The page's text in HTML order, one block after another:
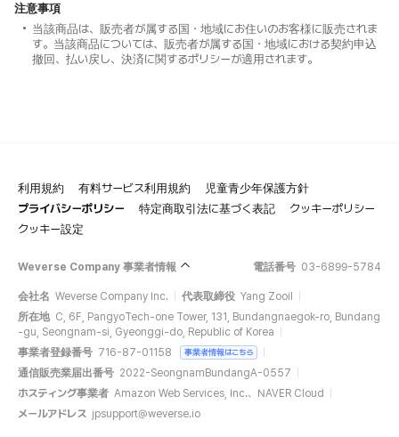
注意事項
当該商品は、販売者が属する国・地域にお住いのお客様に販売されま
す。当該商品については、販売者が属する国・地域における契約申込
撤回、払い戻し、決済に関するポリシーが適用されます。
利用規約 有料サービス利用規約
児童青少年保護方針
プライバシーポリシー
特定商取引法に基づく表記
クッキーポリシー
クッキー設定
Weverse Company 事業者情報 電話番号 03-6899-5784
会社名 Weverse Company Inc. 代表取締役 Yang Zooil
所在地 C, 6F, PangyoTech-one Tower, 131, Bundangnaegok-ro, Bundang
-gu, Seongnam-si, Gyeonggi-do, Republic of Korea
事業者登録番号 716-87-01158 事業者情報はこちら
通信販売業届出番号 2022-SeongnamBundangA-0557
ホスティング事業者 Amazon Web Services, Inc.、NAVER Cloud
メールアドレス jpsupport@weverse.io